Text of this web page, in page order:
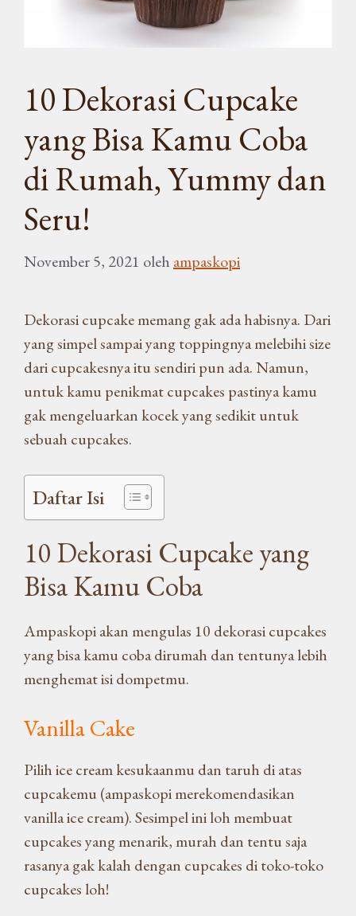
10 Dekorasi Cupcake
yang Bisa Kamu Coba
di Rumah, Yummy dan
Seru!
November 5, 2021 oleh ampaskopi
Dekorasi cupcake memang gak ada habisnya. Dari
yang simpel sampai yang toppingnya melebihi size
dari cupcakesnya itu sendiri pun ada. Namun,
untuk kamu penikmat cupcakes pastinya kamu
gak mengeluarkan kocek yang sedikit untuk
sebuah cupcakes.
Daftar Isi
10 Dekorasi Cupcake yang
Bisa Kamu Coba
Ampaskopi akan mengulas 10 dekorasi cupcakes
yang bisa kamu coba dirumah dan tentunya lebih
menghemat isi dompetmu.
Vanilla Cake
Pilih ice cream kesukaanmu dan taruh di atas
cupcakemu (ampaskopi merekomendasikan
vanilla ice cream). Sesimpel ini loh membuat
cupcakes yang menarik, murah dan tentu saja
rasanya gak kalah dengan cupcakes di toko-toko
cupcakes loh!